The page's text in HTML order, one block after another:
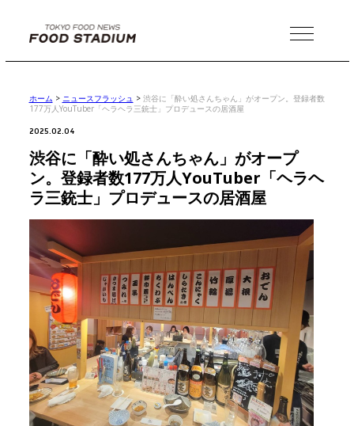
MENU
ホーム > ニュースフラッシュ > 渋谷に「酔い処さんちゃん」がオープン。登録者数
177万人YouTuber「ヘラヘラ三銃士」プロデュースの居酒屋
2025.02.04
渋谷に「酔い処さんちゃん」がオープ
ン。登録者数177万人YouTuber「ヘラヘ
ラ三銃士」プロデュースの居酒屋